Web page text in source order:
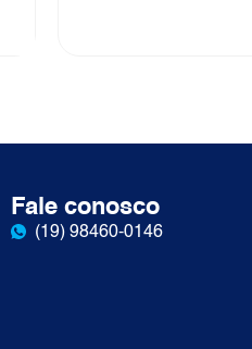
Fale conosco
(19) 98460-0146